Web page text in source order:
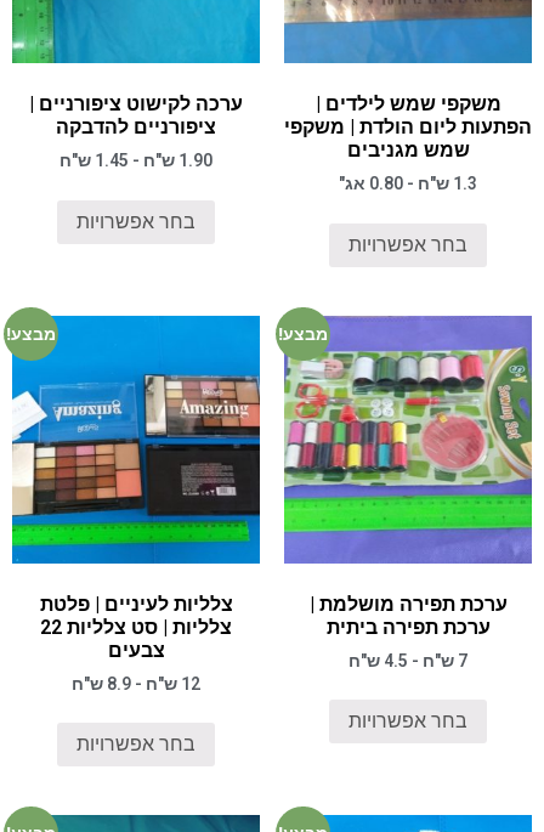
משקפי שמש לילדים |
הפתעות ליום הולדת | משקפי
שמש מגניבים
1.3 ש"ח - 0.80 אג"
בחר אפשרויות
ערכה לקישוט ציפורניים |
ציפורניים להדבקה
1.90 ש"ח - 1.45 ש"ח
בחר אפשרויות
מבצע!
ערכת תפירה מושלמת |
ערכת תפירה ביתית
7 ש"ח - 4.5 ש"ח
בחר אפשרויות
מבצע!
צלליות לעיניים | פלטת
צלליות | סט צלליות 22
צבעים
12 ש"ח - 8.9 ש"ח
בחר אפשרויות